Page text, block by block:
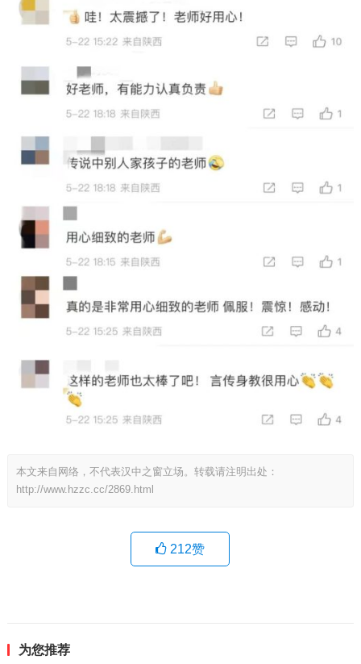
本文来自网络，不代表汉中之窗立场。转载请注明出处：
http://www.hzzc.cc/2869.html
212赞
为您推荐